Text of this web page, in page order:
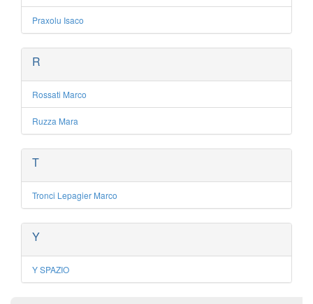
Praxolu Isaco
R
Rossati Marco
Ruzza Mara
T
Tronci Lepagier Marco
Y
Y SPAZIO